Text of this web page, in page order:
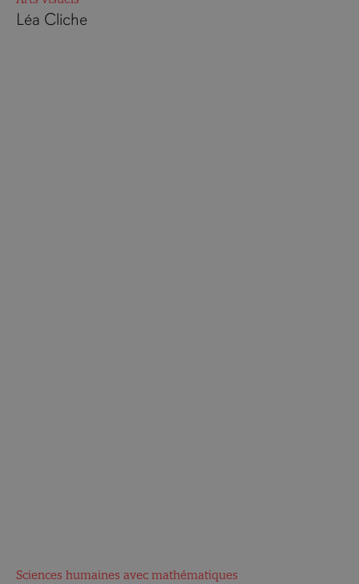
Léa Cliche
Sciences humaines avec mathématiques